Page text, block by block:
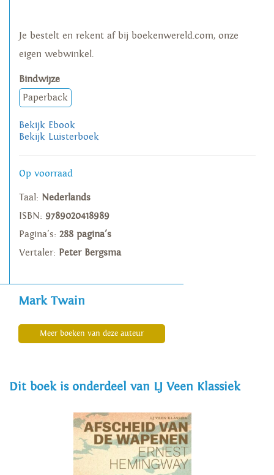
Je bestelt en rekent af bij boekenwereld.com, onze
eigen webwinkel.
Bindwijze
Paperback
Bekijk Ebook
Bekijk Luisterboek
Op voorraad
Taal: Nederlands
ISBN: 9789020418989
Pagina's: 288 pagina's
Vertaler: Peter Bergsma
Mark Twain
Meer boeken van deze auteur
Dit boek is onderdeel van LJ Veen Klassiek